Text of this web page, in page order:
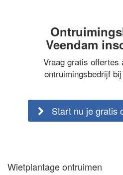
Veendam
Vraag gratis offertes
ontruimingsbedrijf
Start nu je gratis
Wietplantage ontruimen